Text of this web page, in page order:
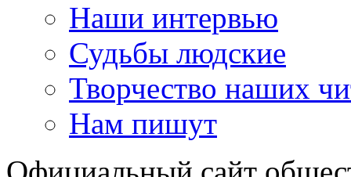
Наши интервью
Судьбы людские
Творчество наших
Нам пишут